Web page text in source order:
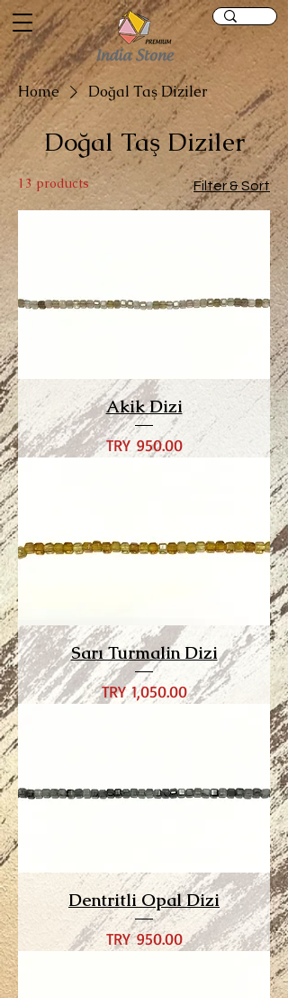
Home Doğal Taş Diziler
Doğal Taş Diziler
13 products Filter & Sort
Akik Dizi
Price
TRY 950.00
Sarı Turmalin Dizi
Price
TRY 1,050.00
Dentritli Opal Dizi
Price
TRY 950.00